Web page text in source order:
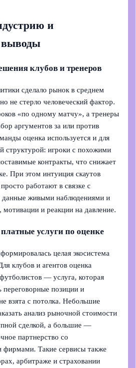
и
выводы
клубов и тренеров
сделало рынок в среднем
не стерло человеческий фактор.
«по одному матчу», а тренеры
аргументов за или против
оценка используется и для
структурой: игроки с похожими
контракты, что снижает
При этом интуиция скаутов
работают в связке с
данные живыми наблюдениями и
мотивации и реакции на давление.
услуги по оценке
целая экосистема
клубов и агентов оценка
— услуга, которая
переговорные позиции и
взята с потолка. Небольшие
анализ рыночной стоимости
сделкой, а большие —
партнерство со
фирмами. Такие сервисы также
арбитраже и страховании